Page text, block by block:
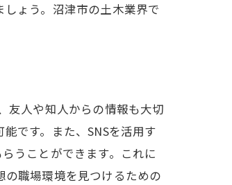
ょう。沼津市の土木業界で
友人や知人からの情報も大切
です。また、SNSを活用す
うことができます。これに
職場環境を見つけるための